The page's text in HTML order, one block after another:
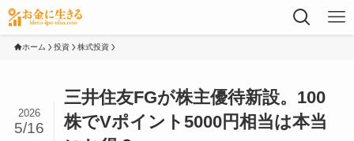
ホーム 投資 株式投資
三井住友FGが株主優待新設。100
株でVポイント5000円相当は本当
2026
5/16